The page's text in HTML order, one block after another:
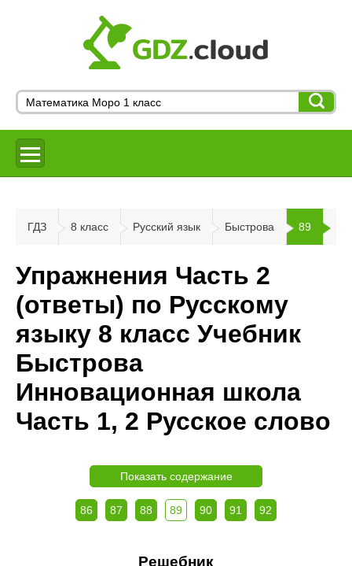
ГДЗ 8 класс Русский язык Быстрова 89
Упражнения Часть 2
(ответы) по Русскому
языку 8 класс Учебник
Быстрова
Инновационная школа
Часть 1, 2 Русское слово
Показать содержание
86 87 88 89 90 91 92
Решебник